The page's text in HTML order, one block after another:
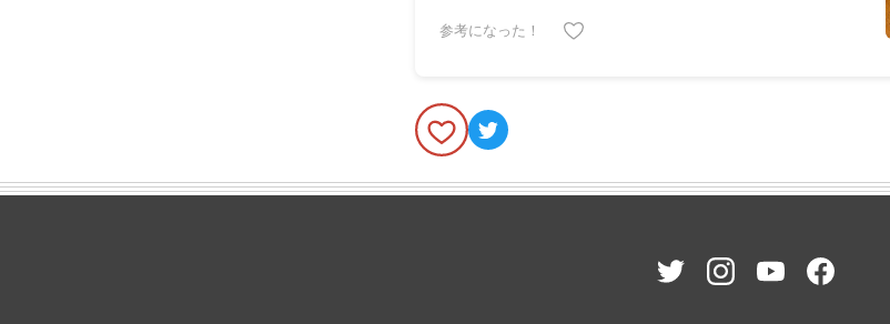
参考になった！